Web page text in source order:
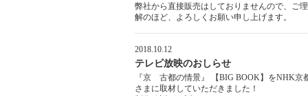
弊社から直接販売はしておりませんので、ご理
解のほど、よろしくお願い申し上げます。
2018.10.12
テレビ放映のおしらせ
『京 古都の情景』 【BIG BOOK】をNHK京
さまに取材していただきました！